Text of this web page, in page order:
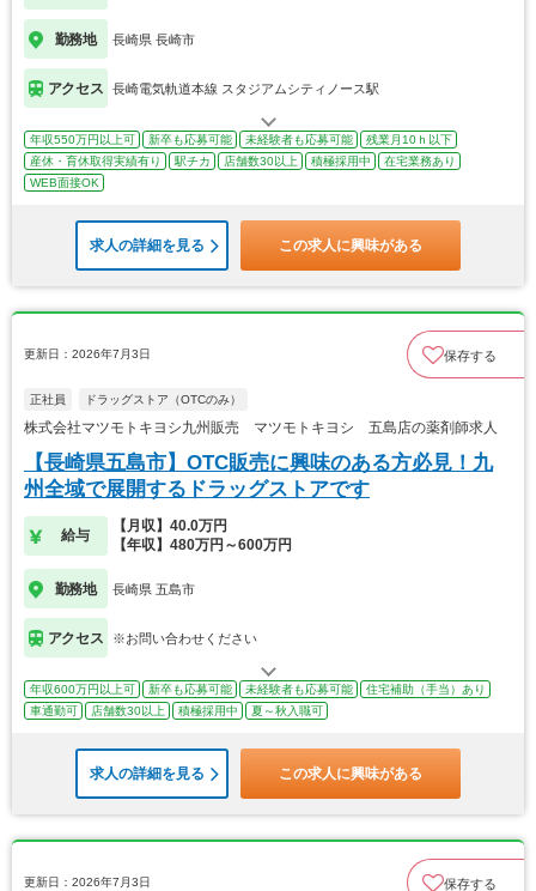
勤務地 長崎県 長崎市
アクセス 長崎電気軌道本線 スタジアムシティノース駅
年収550万円以上可 新卒も応募可能 未経験者も応募可能
残業月10ｈ以下
産休・育休取得実績有り
駅チカ 店舗数30以上 積極採用中
在宅業務あり
WEB面接OK
求人の詳細を見る この求人に興味がある
更新日：2026年7月3日 保存する
正社員 ドラッグストア（OTCのみ）
株式会社マツモトキヨシ九州販売 マツモトキヨシ 五島店の薬剤師求人
【長崎県五島市】OTC販売に興味のある方必見！九
州全域で展開するドラッグストアです
給与
【月収】40.0万円
【年収】480万円～600万円
勤務地 長崎県 五島市
アクセス ※お問い合わせください
年収600万円以上可 新卒も応募可能 未経験者も応募可能
住宅補助（手当）あり
車通勤可
店舗数30以上 積極採用中 夏～秋入職可
求人の詳細を見る この求人に興味がある
更新日：2026年7月3日 保存する